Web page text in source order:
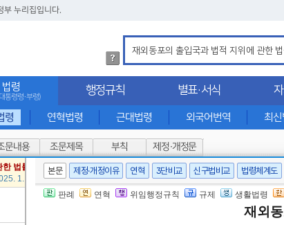
부 누리집입니다.
법
령
검
색
세
내
용
확
인
법령
통령령·부령)
령 연혁법령 근대법령 외국어번역 최
행정규칙 별표·서식
문내용 조문제목 부칙 제정·개정문
한 법률
1. 21., 타법개정]
본문 제정·개정이유 연혁 3단비교 신구법비교 법령체계도
판례 연혁 위임행정규칙 규제 생활법령
재외